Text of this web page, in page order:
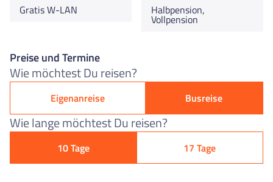
Gratis W-LAN Halbpension,
Vollpension
Preise und Termine
Wie möchtest Du reisen?
Eigenanreise Busreise
Wie lange möchtest Du reisen?
10 Tage 17 Tage